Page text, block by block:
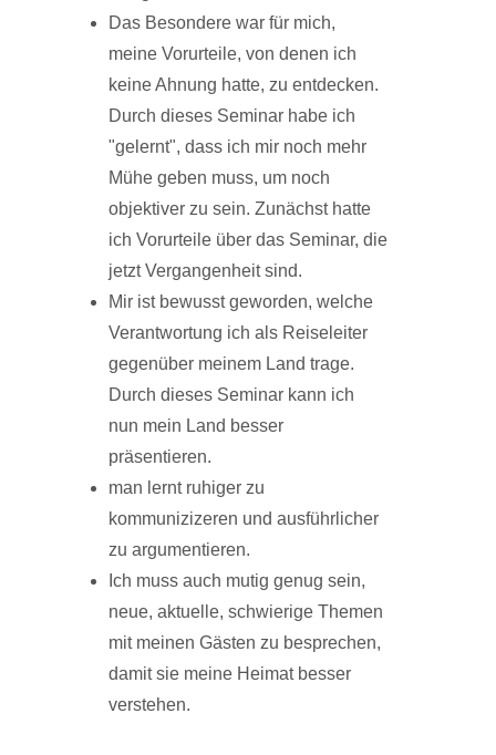
Das Besondere war für mich,
meine Vorurteile, von denen ich
keine Ahnung hatte, zu entdecken.
Durch dieses Seminar habe ich
"gelernt", dass ich mir noch mehr
Mühe geben muss, um noch
objektiver zu sein. Zunächst hatte
ich Vorurteile über das Seminar, die
jetzt Vergangenheit sind.
Mir ist bewusst geworden, welche
Verantwortung ich als Reiseleiter
gegenüber meinem Land trage.
Durch dieses Seminar kann ich
nun mein Land besser
präsentieren.
man lernt ruhiger zu
kommunizizeren und ausführlicher
zu argumentieren.
Ich muss auch mutig genug sein,
neue, aktuelle, schwierige Themen
mit meinen Gästen zu besprechen,
damit sie meine Heimat besser
verstehen.